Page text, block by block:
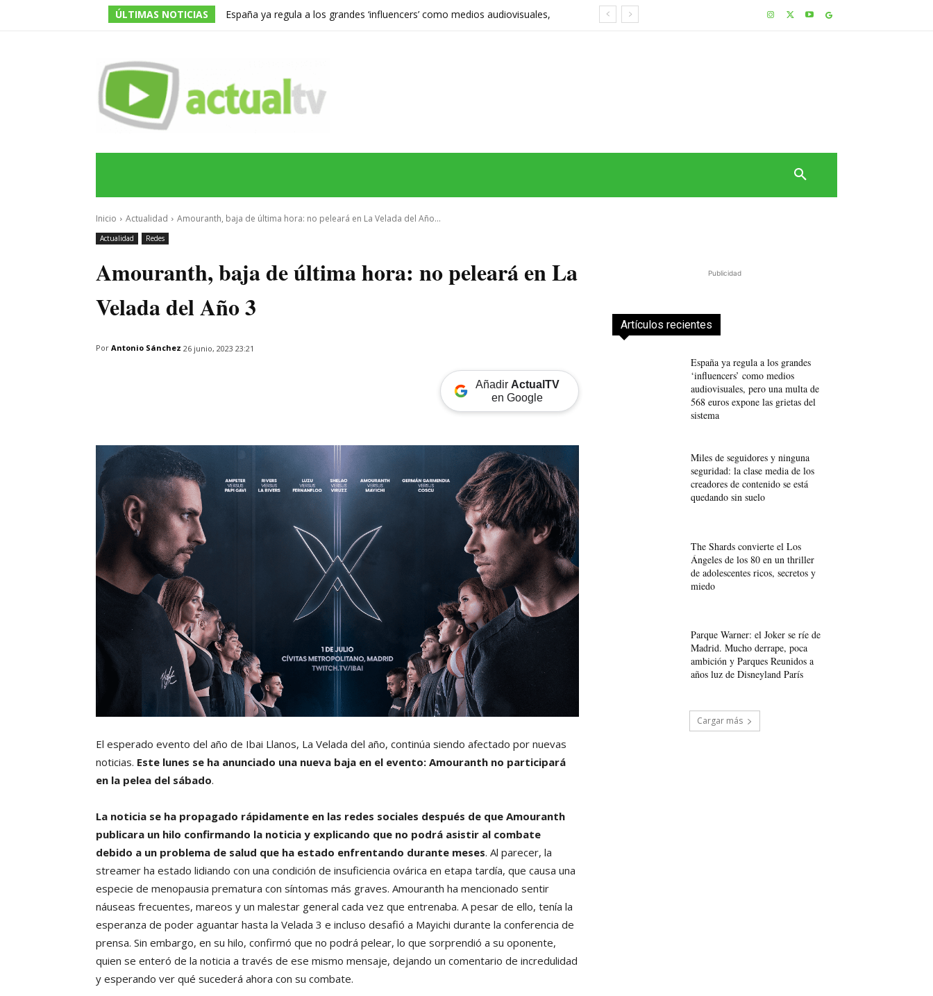
ÚLTIMAS NOTICIAS
España ya regula a los grandes ‘influencers’ como medios audiovisuales,
Inicio Actualidad Amouranth, baja de última hora: no peleará en La Velada del Año...
Actualidad Redes
Amouranth, baja de última hora: no peleará en La
Velada del Año 3
Por Antonio Sánchez 26 junio, 2023 23:21
Añadir ActualTV
en Google
El esperado evento del año de Ibai Llanos, La Velada del año, continúa siendo afectado por nuevas
noticias. Este lunes se ha anunciado una nueva baja en el evento: Amouranth no participará
en la pelea del sábado.
La noticia se ha propagado rápidamente en las redes sociales después de que Amouranth
publicara un hilo confirmando la noticia y explicando que no podrá asistir al combate
debido a un problema de salud que ha estado enfrentando durante meses. Al parecer, la
streamer ha estado lidiando con una condición de insuficiencia ovárica en etapa tardía, que causa una
especie de menopausia prematura con síntomas más graves. Amouranth ha mencionado sentir
náuseas frecuentes, mareos y un malestar general cada vez que entrenaba. A pesar de ello, tenía la
esperanza de poder aguantar hasta la Velada 3 e incluso desafió a Mayichi durante la conferencia de
prensa. Sin embargo, en su hilo, confirmó que no podrá pelear, lo que sorprendió a su oponente,
quien se enteró de la noticia a través de ese mismo mensaje, dejando un comentario de incredulidad
y esperando ver qué sucederá ahora con su combate.
Publicidad
Artículos recientes
España ya regula a los grandes
‘influencers’ como medios
audiovisuales, pero una multa de
568 euros expone las grietas del
sistema
Miles de seguidores y ninguna
seguridad: la clase media de los
creadores de contenido se está
quedando sin suelo
The Shards convierte el Los
Ángeles de los 80 en un thriller
de adolescentes ricos, secretos y
miedo
Parque Warner: el Joker se ríe de
Madrid. Mucho derrape, poca
ambición y Parques Reunidos a
años luz de Disneyland París
Cargar más